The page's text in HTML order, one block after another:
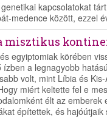
kapcsolatokat
medence között, ezzel
misztikus
egyiptomiak körében
ízben a legnagyobb
volt, mint Líbia és
miért keltette fel e
élt az
építettek, és